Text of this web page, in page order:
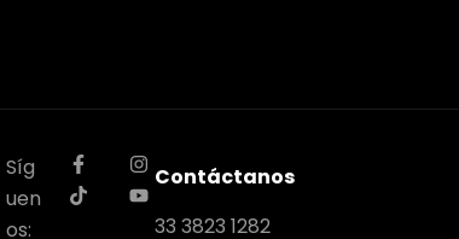
Síg
uen
os:
Contáctanos
33 3823 1282